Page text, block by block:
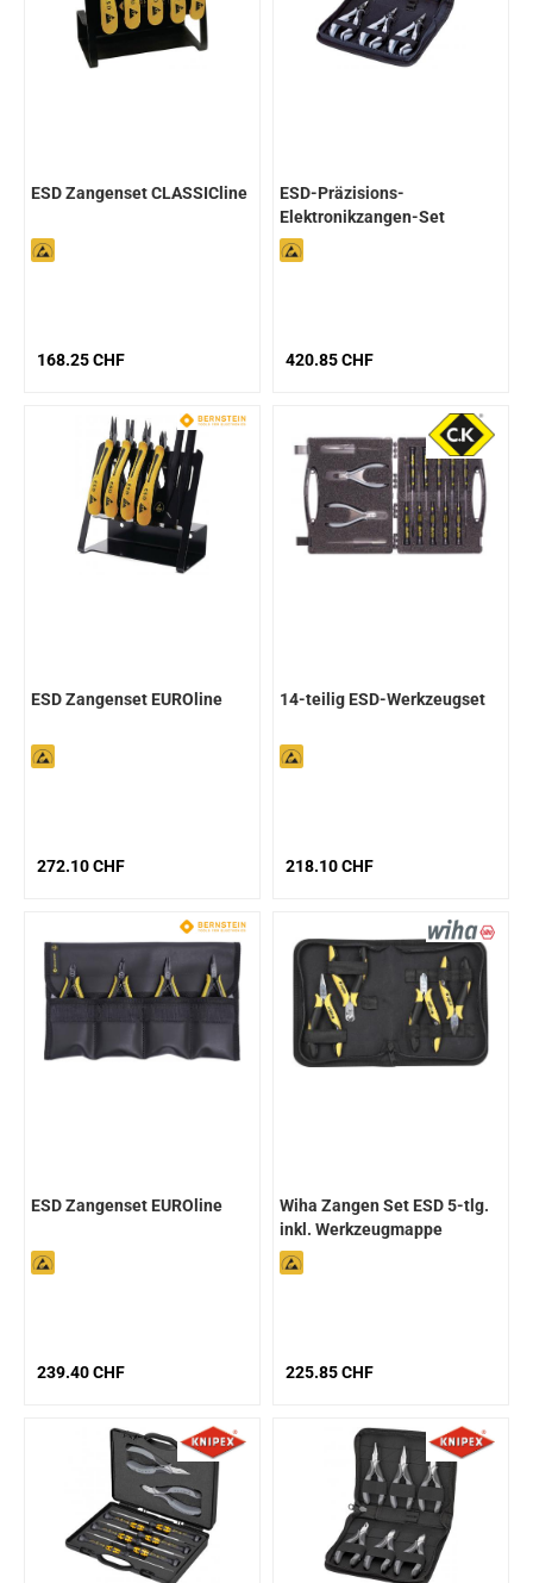
ESD Zangenset CLASSICline
168.25 CHF
ESD-Präzisions-
Elektronikzangen-Set
420.85 CHF
ESD Zangenset EUROline
272.10 CHF
14-teilig ESD-Werkzeugset
218.10 CHF
ESD Zangenset EUROline
239.40 CHF
Wiha Zangen Set ESD 5-tlg.
inkl. Werkzeugmappe
225.85 CHF